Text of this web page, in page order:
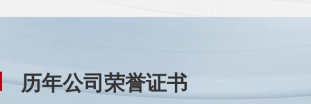
历年公司荣誉证书